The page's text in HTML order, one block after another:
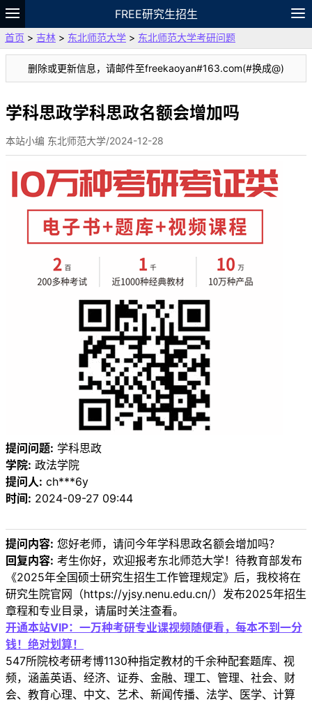
FREE研究生招生
题库
故事 专题 APP 笔记
论坛
VIP
资料
首页 > 吉林 > 东北师范大学 > 东北师范大学考研问题
删除或更新信息，请邮件至freekaoyan#163.com(#换成@)
学科思政学科思政名额会增加吗
本站小编 东北师范大学/2024-12-28
提问问题: 学科思政
学院: 政法学院
提问人: ch***6y
时间: 2024-09-27 09:44
提问内容: 您好老师，请问今年学科思政名额会增加吗？
回复内容: 考生你好，欢迎报考东北师范大学！待教育部发布
《2025年全国硕士研究生招生工作管理规定》后，我校将在
研究生院官网（https://yjsy.nenu.edu.cn/）发布2025年招生
章程和专业目录，请届时关注查看。
开通本站VIP：一万种考研专业课视频随便看，每本不到一分
钱！绝对划算！
547所院校考研考博1130种指定教材的千余种配套题库、视
频，涵盖英语、经济、证券、金融、理工、管理、社会、财
会、教育心理、中文、艺术、新闻传播、法学、医学、计算